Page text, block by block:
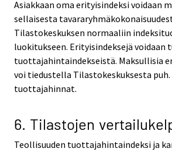
Asiakkaan oma erityisindeksi voidaan
sellaisesta
Tilastokeskuksen normaaliin
luokitukseen. Erityisindeksejä voidaan
tuottajahintaindekseistä. Maksullisia
voi tiedustella Tilastokeskuksesta puh.
tuottajahinnat.
6. Tilastojen
Teollisuuden tuottajahintaindeksi ja